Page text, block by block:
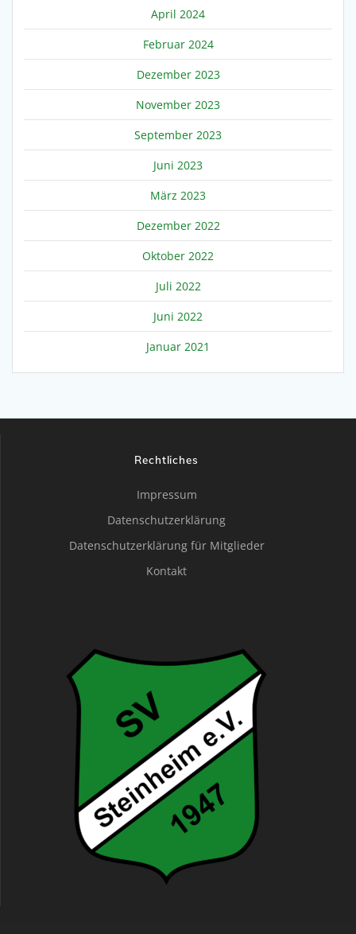
April 2024
Februar 2024
Dezember 2023
November 2023
September 2023
Juni 2023
März 2023
Dezember 2022
Oktober 2022
Juli 2022
Juni 2022
Januar 2021
Rechtliches
Impressum
Datenschutzerklärung
Datenschutzerklärung für Mitglieder
Kontakt